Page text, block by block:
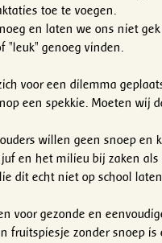
toe te voegen.
en laten we ons niet
"leuk" genoeg vinden.
voor een dilemma
een spekkie. Moeten wij
willen geen snoep en
en het milieu bij zaken
dit echt niet op school
voor gezonde en
fruitspiesje zonder snoep